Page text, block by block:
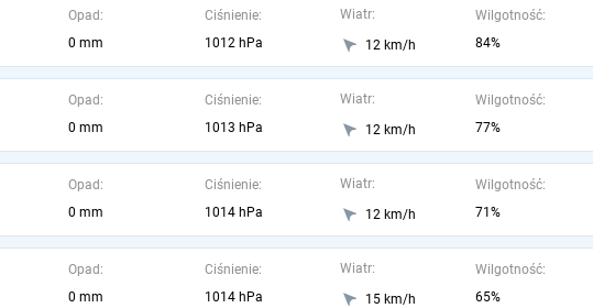
Opad:
0 mm
Ciśnienie:
1012 hPa
Wiatr:
12 km/h
Wilgotność:
84%
Opad:
0 mm
Ciśnienie:
1013 hPa
Wiatr:
12 km/h
Wilgotność:
77%
Opad:
0 mm
Ciśnienie:
1014 hPa
Wiatr:
12 km/h
Wilgotność:
71%
Opad:
0 mm
Ciśnienie:
1014 hPa
Wiatr:
15 km/h
Wilgotność:
65%